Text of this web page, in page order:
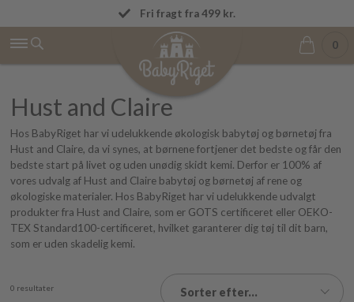
Dag-til-dag levering
Fri fragt fra 499 kr.
0
Hust and Claire
Hos BabyRiget har vi udelukkende økologisk babytøj og børnetøj fra
Hust and Claire, da vi synes, at børnene fortjener det bedste og får den
bedste start på livet og uden unødig skidt kemi. Derfor er 100% af
vores udvalg af Hust and Claire babytøj og børnetøj af rene og
økologiske materialer. Hos BabyRiget har vi udelukkende udvalgt
produkter fra Hust and Claire, som er GOTS certificeret eller OEKO-
TEX Standard100-certificeret, hvilket garanterer dig tøj til dit barn,
som er uden skadelig kemi.
Sorter efter...
0 resultater